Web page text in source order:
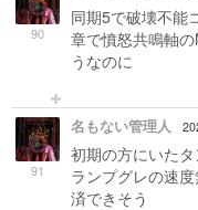
90
同期5で破壊不能
章で憤怒共鳴軸
うなのに
91
名もない管理人
初期の方にいた
ランプグレの速
済できそう